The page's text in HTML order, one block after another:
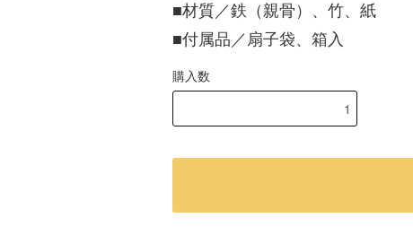
■材質／鉄（親骨）、竹、紙
■付属品／扇子袋、箱入
購入数